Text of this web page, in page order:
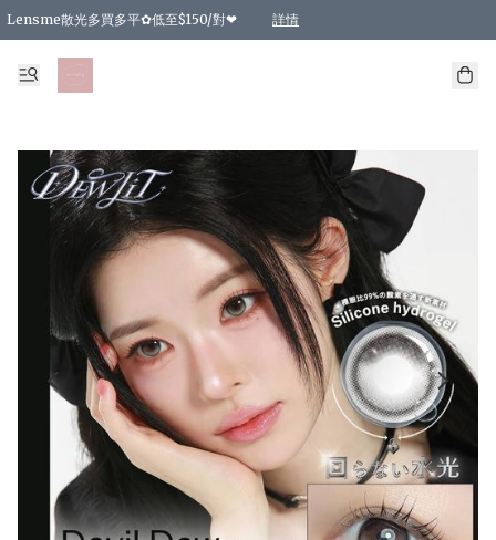
Lensme散光多買多平✿低至$150/對❤ 詳情
台灣Karacon⁩✧日拋 特價清貨❁⃘
日本韓國多款日/月拋現貨☼ 特價❤︎數量有限 售完即止
🇰🇷韓國多款月拋現貨 特價兩對$99✿數量有限 售完即止♫
精選商品，任選買2件或以上9 折；買4件或以上85 折；買6件或以上8 折
精選商品，任選買2件HKD 140.00；買4件HKD 260.00
精選商品，任選買2件HKD 190.00；買4件HKD 360.00
精選商品，任選買2件HKD 110.00；買4件HKD 180.00
精選商品，任選買2件HKD 170.00；買4件HKD 320.00
精選商品，任選買2件或以上減HKD 148.00
精選商品，任選買2件或以上減HKD 148.00
精選商品，任選買2件或以上95 折；買4件或以上9 折；買6件或以上85 折；買8件
精選商品，任選買12件或以上87 折
精選商品，任選買2件或以上減HKD 16.00；買4件或以上減HKD 32.00；買6
精選商品，任選買2件或以上95 折；買4件或以上9 折；買8件或以上85 折；買12
購物滿 HKD 800.00即享免運費優惠！（適用於 特定的送貨方式 )